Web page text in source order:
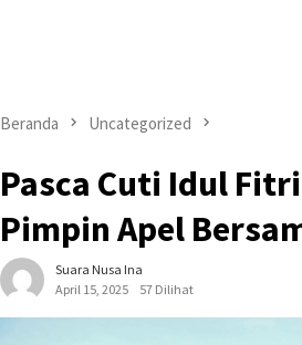
Beranda Uncategorized
Pasca Cuti Idul
Pimpin Apel
Suara Nusa Ina
April 15, 2025
57 Dilihat